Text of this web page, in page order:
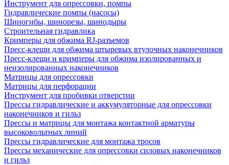
Инструмент для опрессовки, помпы
Гидравлические помпы (насосы)
Шиногибы, шинорезы, шинодыры
Строительная гидравлика
Кримперы для обжима RJ-разъемов
Пресс-клещи для обжима штыревых втулочных наконечников
Пресс-клещи и кримперы для обжима изолированных и
неизолированных наконечников
Матрицы для опрессовки
Матрицы для перфорации
Инструмент для пробивки отверстии
Прессы гидравлические и аккумуляторные для опрессовки
наконечников и гильз
Прессы и матрицы для монтажа контактной арматуры
высоковольтных линий
Прессы гидравлические для монтажа тросов
Прессы механические для опрессовки силовых наконечников
и гильз